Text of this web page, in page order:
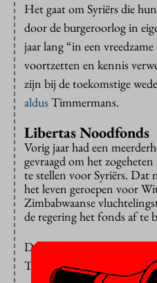
Het gaat om Syriërs die
door de burgeroorlog in
jaar lang “in een
voortzetten en kennis
zijn bij de toekomstige
aldusTimmermans.
Libertas Noodfonds
Vorig jaar had een
gevraagd om het
te stellen voor Syriërs.
het leven geroepen voor
Zimbabwaanse
de regering het fonds af te
Dat fonds komt niet meer
Timmermans, ook niet